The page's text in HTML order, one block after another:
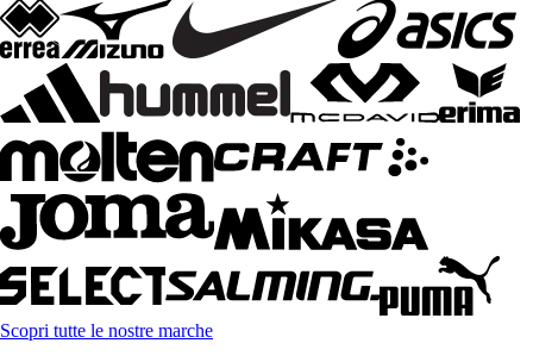
Scopri tutte le nostre marche